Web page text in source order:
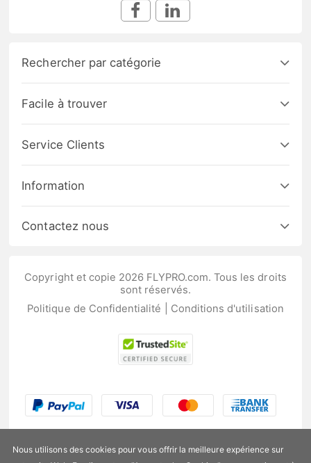
Rechercher par catégorie
Facile à trouver
Service Clients
Information
Contactez nous
Copyright et copie 2026 FLYPRO.com. Tous les droits
sont réservés.
Politique de Confidentialité
Conditions d'utilisation
Nous utilisons des cookies pour vous offrir la meilleure expérience sur